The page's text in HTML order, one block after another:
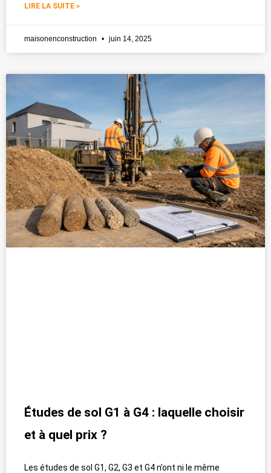
LIRE LA SUITE »
maisonenconstruction juin 14, 2025
Études de sol G1 à G4 : laquelle choisir
et à quel prix ?
Les études de sol G1, G2, G3 et G4 n’ont ni le même